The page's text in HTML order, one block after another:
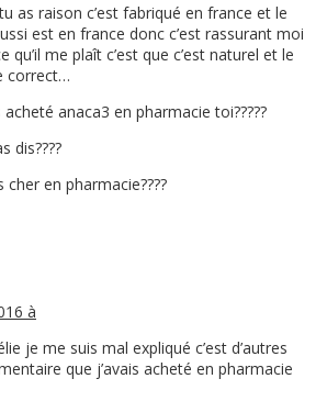
as raison c’est fabriqué en france et le
est en france donc c’est rassurant moi
qu’il me plaît c’est que c’est naturel et le
correct…
anaca3 en pharmacie toi?????
dis????
en pharmacie????
à
je me suis mal expliqué c’est d’autres
que j’avais acheté en pharmacie